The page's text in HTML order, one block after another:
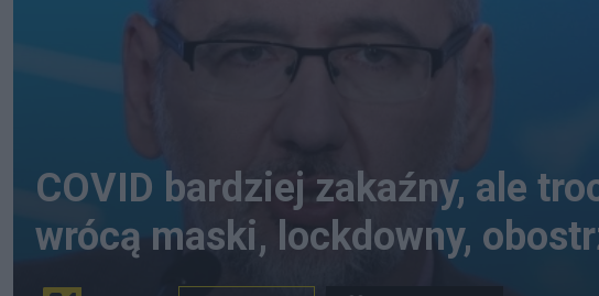
COVID bardziej zakaźny, ale
wrócą maski, lockdowny,